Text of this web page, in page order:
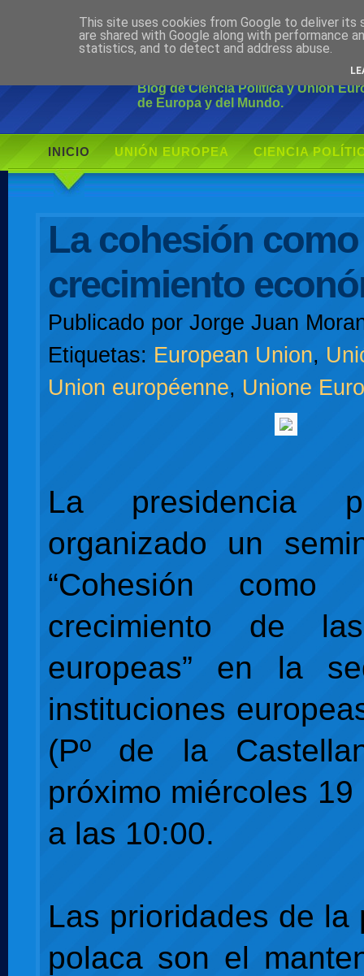
Ciudadano
Blog de Ciencia Política y Unión
de Europa y del Mundo.
INICIO UNIÓN EUROPEA CIENCIA
La cohesión
crecimiento
Publicado por Jorge Juan
Etiquetas: European Union,
Union européenne, Unione
La presidencia
organizado un
“Cohesión como
crecimiento de
europeas” en la
instituciones
(Pº de la
próximo miércoles
a las 10:00.
Las prioridades de la
polaca son el
This site uses cookies from Google to deliver its
are shared with Google along with performance
statistics, and to detect and address abuse.